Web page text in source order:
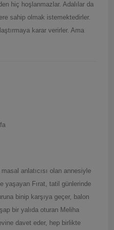
hiç hoşlanmazlar. Adalılar da
sahip olmak istemektedirler.
karar verirler. Ama
anlatıcısı olan annesiyle
yaşayan Fırat, tatil günlerinde
binip karşıya geçer, balon
bir yalıda oturan Meliha
davet eder, hep birlikte